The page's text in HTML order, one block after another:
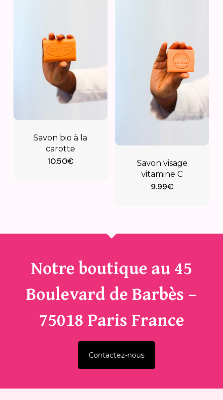
Savon bio à la
carotte
10.50€
Savon visage
vitamine C
9.99€
Notre boutique au 45
Boulevard de Barbès –
75018 Paris France
Contactez-nous